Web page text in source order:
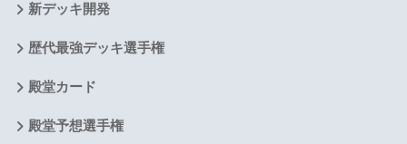
新デッキ開発
歴代最強デッキ選手権
殿堂カード
殿堂予想選手権